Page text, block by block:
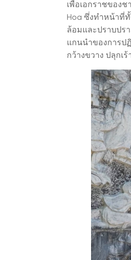
เพื่อเอกราชของ
Hoa ซึ่งทำหน้าที่
ล้อมและปราบปร
แกนนำของการป
กว้างขวาง ปลุกเ